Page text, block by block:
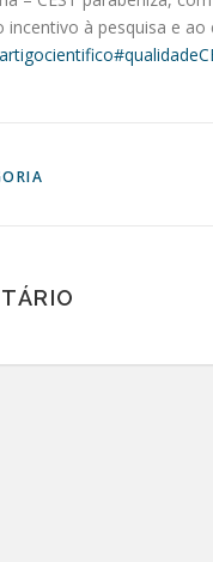
incentivo à pesquisa e